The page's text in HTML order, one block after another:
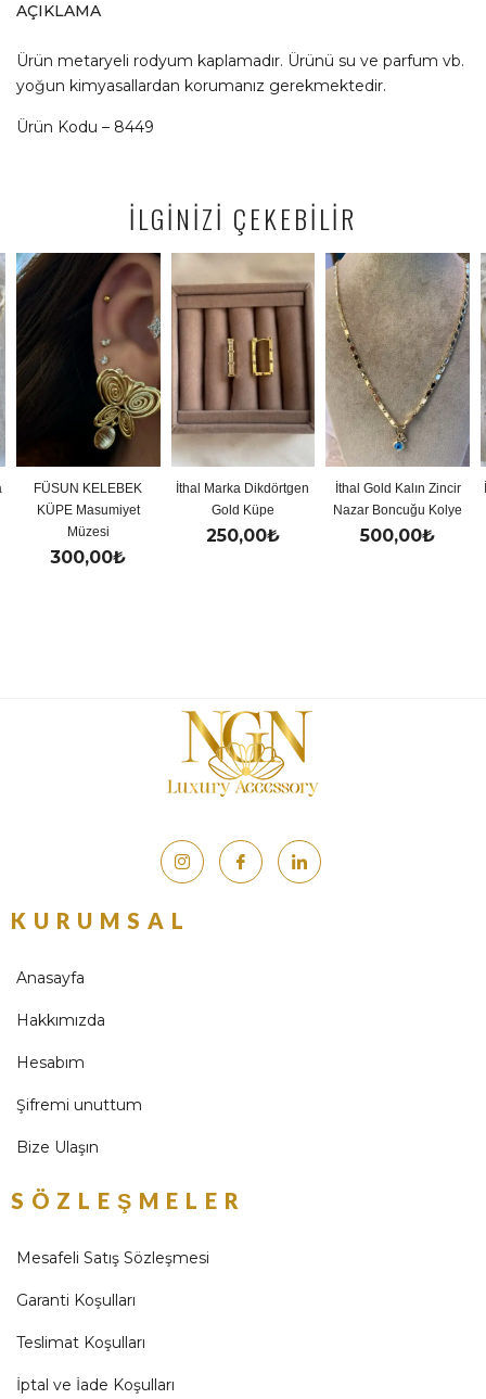
AÇIKLAMA
Ürün metaryeli rodyum kaplamadır. Ürünü su ve parfum vb.
yoğun kimyasallardan korumanız gerekmektedir.
Ürün Kodu – 8449
İLGİNİZİ ÇEKEBİLİR
İthal Marka Dikdörtgen
Gold Küpe
İthal Gold Kalın Zincir
Nazar Boncuğu Kolye
500,00
İthal Gold
Y Kolye
KURUMSAL
Anasayfa
Hakkımızda
Hesabım
Şifremi unuttum
Bize Ulaşın
SÖZLEŞMELER
Mesafeli Satış Sözleşmesi
Garanti Koşulları
Teslimat Koşulları
İptal ve İade Koşulları